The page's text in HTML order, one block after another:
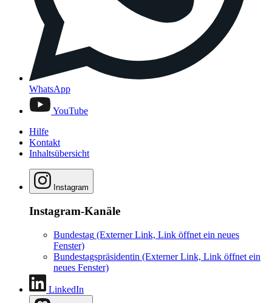
WhatsApp
YouTube
Hilfe
Kontakt
Inhaltsübersicht
Instagram
Instagram-Kanäle
Bundestag (Externer Link, Link öffnet ein neues
Fenster)
Bundestagspräsidentin (Externer Link, Link öffnet ein
neues Fenster)
LinkedIn